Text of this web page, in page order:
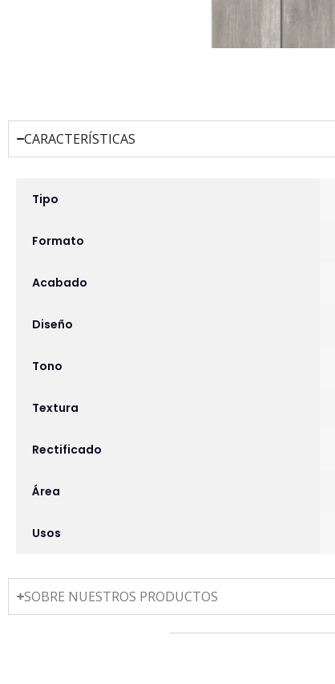
CARACTERÍSTICAS
Tipo
Formato
Acabado
Diseño
Tono
Textura
Rectificado
Área
Usos
SOBRE NUESTROS PRODUCTOS